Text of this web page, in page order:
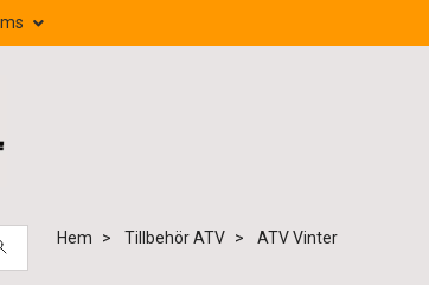
Hem Tillbehör ATV ATV Vinter